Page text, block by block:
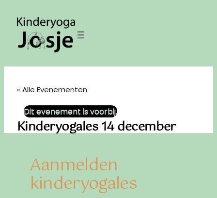
« Alle Evenementen
Dit evenement is voorbij.
Kinderyogales 14 december
Aanmelden
kinderyogales